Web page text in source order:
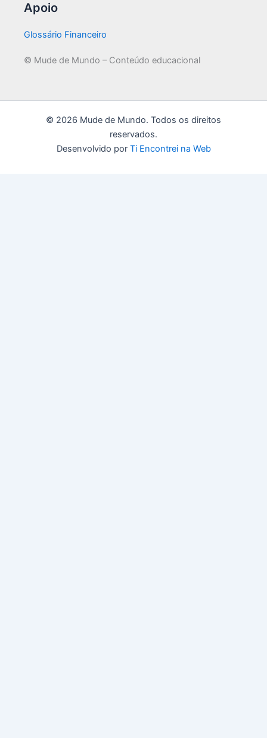
Apoio
Glossário Financeiro
© Mude de Mundo – Conteúdo educacional
© 2026 Mude de Mundo. Todos os direitos
reservados.
Desenvolvido por Ti Encontrei na Web